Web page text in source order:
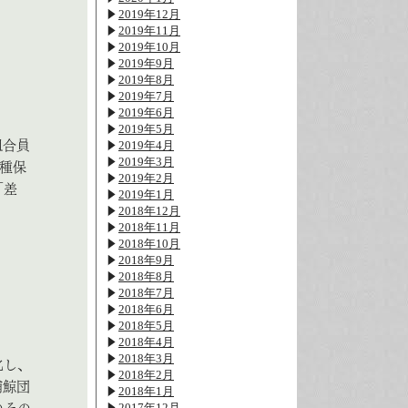
員
保
差
、
団
2019年12月
2019年11月
2019年10月
2019年9月
2019年8月
2019年7月
2019年6月
2019年5月
2019年4月
2019年3月
2019年2月
2019年1月
2018年12月
2018年11月
2018年10月
2018年9月
2018年8月
2018年7月
2018年6月
2018年5月
2018年4月
2018年3月
2018年2月
2018年1月